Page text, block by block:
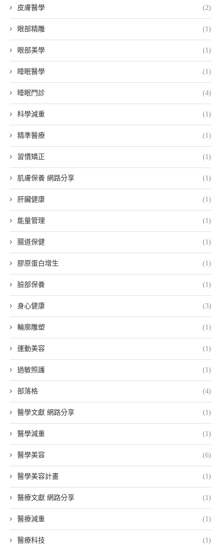
皮膚醫學 (2)
眼部精雕 (1)
眼部美學 (1)
睡眠醫學 (1)
睡眠門診 (4)
科學減重 (1)
精準醫療 (1)
習慣矯正 (1)
肌膚保養 網路分享 (1)
肝臟健康 (1)
能量管理 (1)
腸道保健 (1)
膠原蛋白增生 (1)
臉部保養 (1)
身心健康 (3)
輪廓雕塑 (1)
運動美容 (1)
過敏照護 (1)
部落格 (4)
醫學文獻 網路分享 (1)
醫學減重 (1)
醫學美容 (6)
醫學美容計畫 (1)
醫療文獻 網路分享 (1)
醫療減重 (1)
醫療科技 (1)